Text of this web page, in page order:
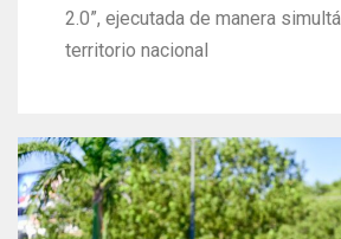
2.0”, ejecutada de manera
territorio nacional